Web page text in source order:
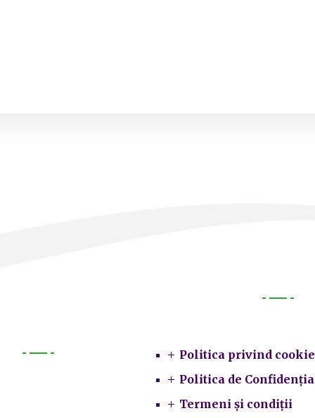
Politica privind
Politica de
Termeni și condiții